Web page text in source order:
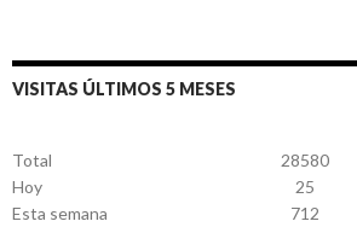
VISITAS ÚLTIMOS 5 MESES
Total 28580
Hoy
25
Esta semana
712